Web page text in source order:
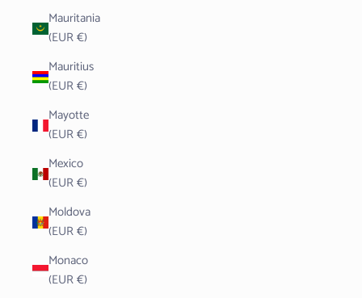
Mauritania
(EUR €)
Mauritius
(EUR €)
Mayotte
(EUR €)
Mexico
(EUR €)
Moldova
(EUR €)
Monaco
(EUR €)